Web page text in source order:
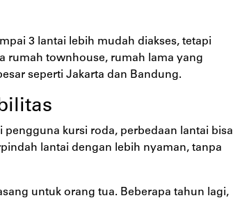
3 lantai lebih mudah diakses, tetapi
rumah townhouse, rumah lama yang
seperti Jakarta dan Bandung.
pengguna kursi roda, perbedaan lantai bisa
lantai dengan lebih nyaman, tanpa
untuk orang tua. Beberapa tahun lagi,